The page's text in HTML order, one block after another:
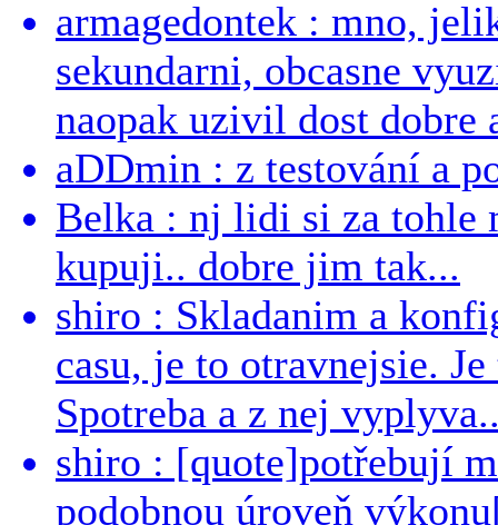
armagedontek : mno,
sekundarni, obcasne
naopak uzivil dost dobre
aDDmin : z testování a
Belka : nj lidi si za tohle
kupuji.. dobre jim tak...
shiro : Skladanim a
casu, je to otravnejsie.
Spotreba a z nej
shiro : [quote]potřebují
podobnou úroveň